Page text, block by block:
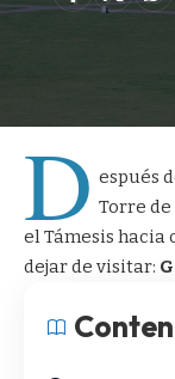
D espués
Torre de
el Támesis hacia
dejar de visitar: